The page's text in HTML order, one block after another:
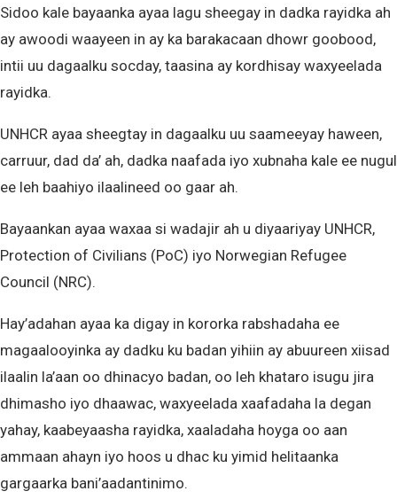
Sidoo kale bayaanka ayaa lagu sheegay in dadka rayidka ah
ay awoodi waayeen in ay ka barakacaan dhowr goobood,
intii uu dagaalku socday, taasina ay kordhisay waxyeelada
rayidka.
UNHCR ayaa sheegtay in dagaalku uu saameeyay haween,
carruur, dad da’ ah, dadka naafada iyo xubnaha kale ee nugul
ee leh baahiyo ilaalineed oo gaar ah.
Bayaankan ayaa waxaa si wadajir ah u diyaariyay UNHCR,
Protection of Civilians (PoC) iyo Norwegian Refugee
Council (NRC).
Hay’adahan ayaa ka digay in kororka rabshadaha ee
magaalooyinka ay dadku ku badan yihiin ay abuureen xiisad
ilaalin la’aan oo dhinacyo badan, oo leh khataro isugu jira
dhimasho iyo dhaawac, waxyeelada xaafadaha la degan
yahay, kaabeyaasha rayidka, xaaladaha hoyga oo aan
ammaan ahayn iyo hoos u dhac ku yimid helitaanka
gargaarka bani’aadantinimo.